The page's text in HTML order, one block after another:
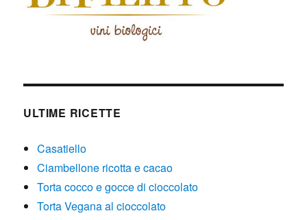
ULTIME RICETTE
Casatiello
Ciambellone ricotta e cacao
Torta cocco e gocce di cioccolato
Torta Vegana al cioccolato